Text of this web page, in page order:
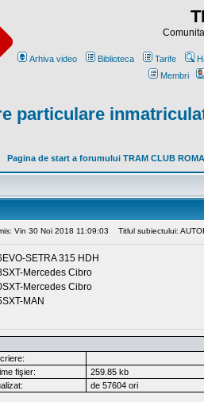
Arhiva video Biblioteca Tarife
Membri
particulare
Pagina de start a forumului TRAM CLUB
Vin 30 Noi 2018 11:09:03 Titlul subiectului:
SETRA 315 HDH
Mercedes Cibro
Mercedes Cibro
MAN
fişier:
259.85 kb
de 57604 ori